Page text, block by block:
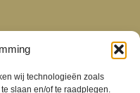
wij technologieën zoals
slaan en/of te raadplegen.